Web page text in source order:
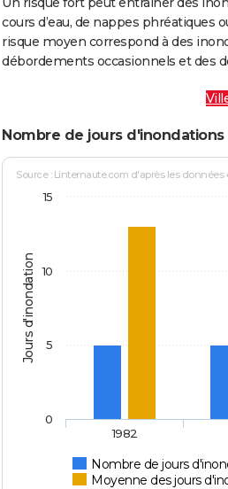
cours d’eau, de nappes phréatiques
risque moyen correspond à des
débordements occasionnels et des
Nombre de jours
Jours d'inondation
Source : Linternaute.com d'après les données
Nombre de jours
Moyenne des jours
1982
0
5
10
15